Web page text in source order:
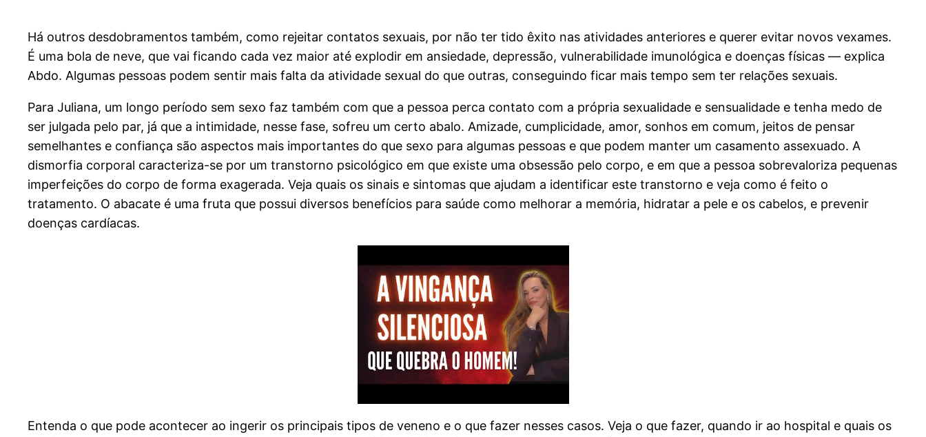
Há outros desdobramentos também, como rejeitar contatos sexuais, por não ter tido êxito nas atividades anteriores e querer evitar novos vexames.
É uma bola de neve, que vai ficando cada vez maior até explodir em ansiedade, depressão, vulnerabilidade imunológica e doenças físicas — explica
Abdo. Algumas pessoas podem sentir mais falta da atividade sexual do que outras, conseguindo ficar mais tempo sem ter relações sexuais.
Para Juliana, um longo período sem sexo faz também com que a pessoa perca contato com a própria sexualidade e sensualidade e tenha medo de
ser julgada pelo par, já que a intimidade, nesse fase, sofreu um certo abalo. Amizade, cumplicidade, amor, sonhos em comum, jeitos de pensar
semelhantes e confiança são aspectos mais importantes do que sexo para algumas pessoas e que podem manter um casamento assexuado. A
dismorfia corporal caracteriza-se por um transtorno psicológico em que existe uma obsessão pelo corpo, e em que a pessoa sobrevaloriza pequenas
imperfeições do corpo de forma exagerada. Veja quais os sinais e sintomas que ajudam a identificar este transtorno e veja como é feito o
tratamento. O abacate é uma fruta que possui diversos benefícios para saúde como melhorar a memória, hidratar a pele e os cabelos, e prevenir
doenças cardíacas.
Entenda o que pode acontecer ao ingerir os principais tipos de veneno e o que fazer nesses casos. Veja o que fazer, quando ir ao hospital e quais os